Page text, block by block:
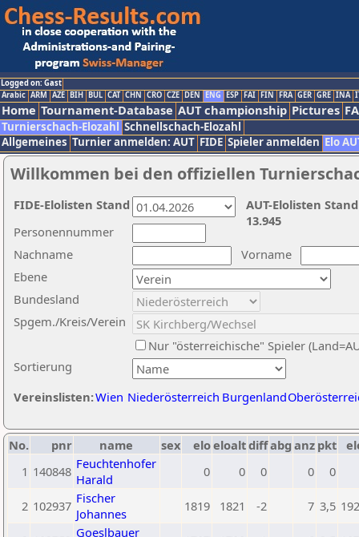
Logged on: Gast
Arabic ARM AZE BIH BUL CAT CHN CRO CZE DEN ENG ESP FAI FIN FRA GER GRE INA
Home Tournament-Database AUT championship Pictures
Turnierschach-Elozahl Schnellschach-Elozahl
Allgemeines Turnier anmelden: AUT FIDE Spieler anmelden Elo
Willkommen bei den offiziellen
Nachname
Vorname
Ebene
Sortierung
Personennummer
Bundesland
Spgem./Kreis/Verein
Nur "österreichische" Spieler
Vereinslisten:Wien Niederösterreich Burgenland
AUT-Elolisten
13.945
FIDE-Elolisten Stand
No. pnr name sex eloeloaltdiffabg anz pkt
1 140848 Feuchtenhofer
Harald
0 0 0 0 0
2 102937 Fischer
Johannes
1819 1821 -2 7 3,5
Goeslbauer